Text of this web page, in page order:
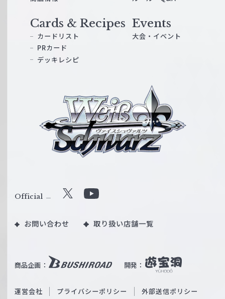
ス
ル
W
ß
c
Cards & Recipes
カードリスト
PRカード
デッキレシピ
Events
大会・イベント
商品企画： 開発：
Official X
u
b
O
お問い合わせ 取り扱い店舗一覧
運営会社 プライバシーポリシー 外部送信ポリシー